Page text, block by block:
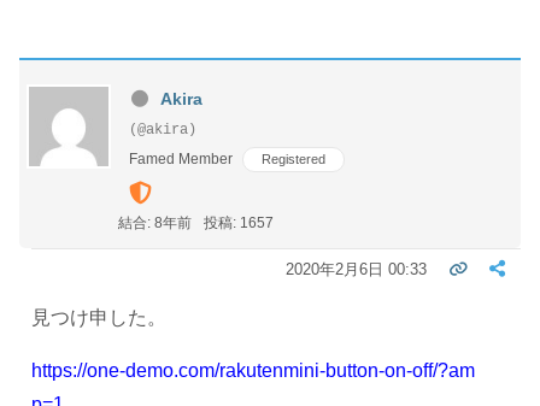
Akira
(@akira)
Famed Member
Registered
結合: 8年前 投稿: 1657
2020年2月6日 00:33
見つけ申した。
https://one-demo.com/rakutenmini-button-on-off/?am